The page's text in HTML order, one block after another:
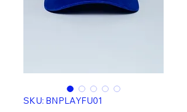
SKU: BNPLAYFU01